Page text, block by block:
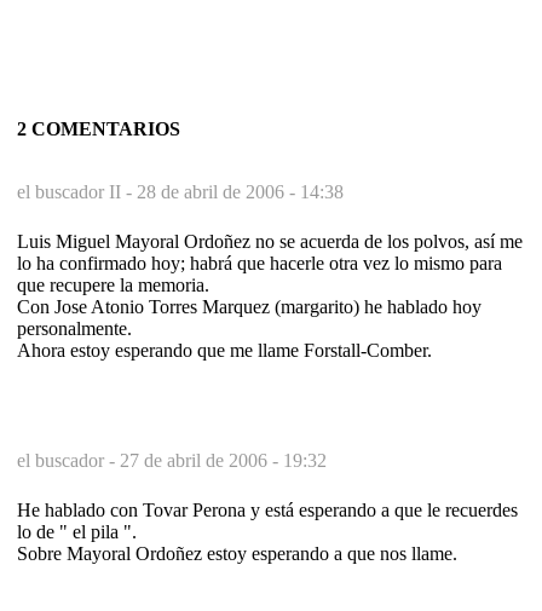
2 COMENTARIOS
el buscador II - 28 de abril de 2006 - 14:38
Luis Miguel Mayoral Ordoñez no se acuerda de los polvos, así me
lo ha confirmado hoy; habrá que hacerle otra vez lo mismo para
que recupere la memoria.
Con Jose Atonio Torres Marquez (margarito) he hablado hoy
personalmente.
Ahora estoy esperando que me llame Forstall-Comber.
el buscador - 27 de abril de 2006 - 19:32
He hablado con Tovar Perona y está esperando a que le recuerdes
lo de " el pila ".
Sobre Mayoral Ordoñez estoy esperando a que nos llame.